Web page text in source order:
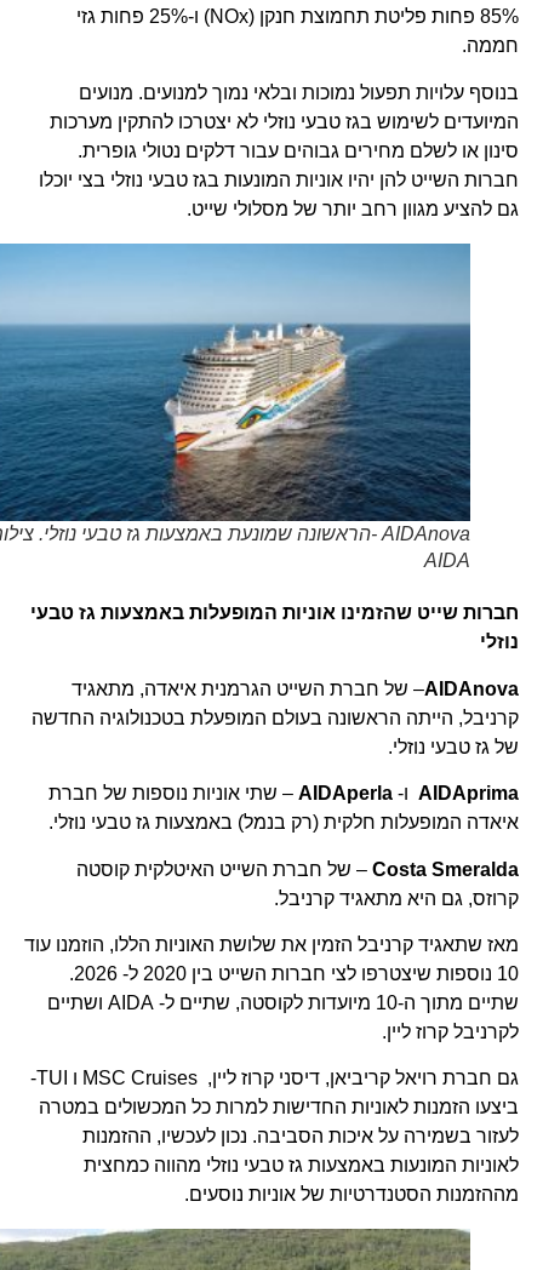
85% פחות פליטת תחמוצת חנקן (NOx) ו-25% פחות גזי
חממה.
בנוסף עלויות תפעול נמוכות ובלאי נמוך למנועים. מנועים
המיועדים לשימוש בגז טבעי נוזלי לא יצטרכו להתקין מערכות
סינון או לשלם מחירים גבוהים עבור דלקים נטולי גופרית.
חברות השייט להן יהיו אוניות המונעות בגז טבעי נוזלי בצי יוכלו
גם להציע מגוון רחב יותר של מסלולי שייט.
AIDAnova -הראשונה שמונעת באמצעות גז טבעי נוזלי. צילום
AIDA
חברות שייט שהזמינו אוניות המופעלות באמצעות גז טבעי
נוזלי
AIDAnova– של חברת השייט הגרמנית איאדה, מתאגיד
קרניבל, הייתה הראשונה בעולם המופעלת בטכנולוגיה החדשה
של גז טבעי נוזלי.
AIDAprimaו- AIDAperla– שתי אוניות נוספות של חברת
איאדה המופעלות חלקית (רק בנמל) באמצעות גז טבעי נוזלי.
Costa Smeralda– של חברת השייט האיטלקית קוסטה
קרוזס, גם היא מתאגיד קרניבל.
מאז שתאגיד קרניבל הזמין את שלושת האוניות הללו, הוזמנו עוד
10 נוספות שיצטרפו לצי חברות השייט בין 2020 ל- 2026.
שתיים מתוך ה-10 מיועדות לקוסטה, שתיים ל- AIDA ושתיים
לקרניבל קרוז ליין.
גם חברת רויאל קריביאן, דיסני קרוז ליין, MSC Cruises ו TUI-
ביצעו הזמנות לאוניות החדישות למרות כל המכשולים במטרה
לעזור בשמירה על איכות הסביבה. נכון לעכשיו, ההזמנות
לאוניות המונעות באמצעות גז טבעי נוזלי מהווה כמחצית
מההזמנות הסטנדרטיות של אוניות נוסעים.